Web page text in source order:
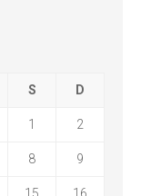
S D
1 2
8 9
15 16